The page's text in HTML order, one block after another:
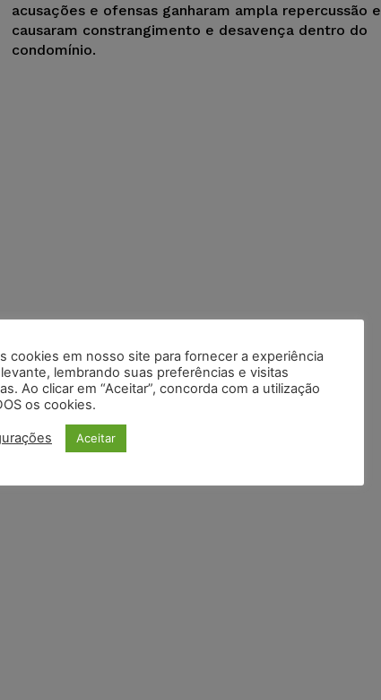
acusações e ofensas ganharam ampla repercussão e
causaram constrangimento e desavença dentro do
condomínio.
cookies em nosso site para fornecer a experiência
lembrando suas preferências e visitas
Ao clicar em “Aceitar”, concorda com a utilização
os cookies.
Aceitar